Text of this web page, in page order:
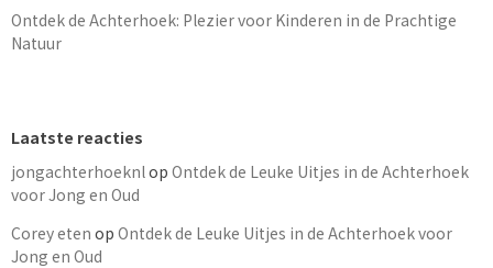
Ontdek de Achterhoek: Plezier voor Kinderen in de Prachtige
Natuur
Laatste reacties
jongachterhoeknl op Ontdek de Leuke Uitjes in de Achterhoek
voor Jong en Oud
Corey eten op Ontdek de Leuke Uitjes in de Achterhoek voor
Jong en Oud